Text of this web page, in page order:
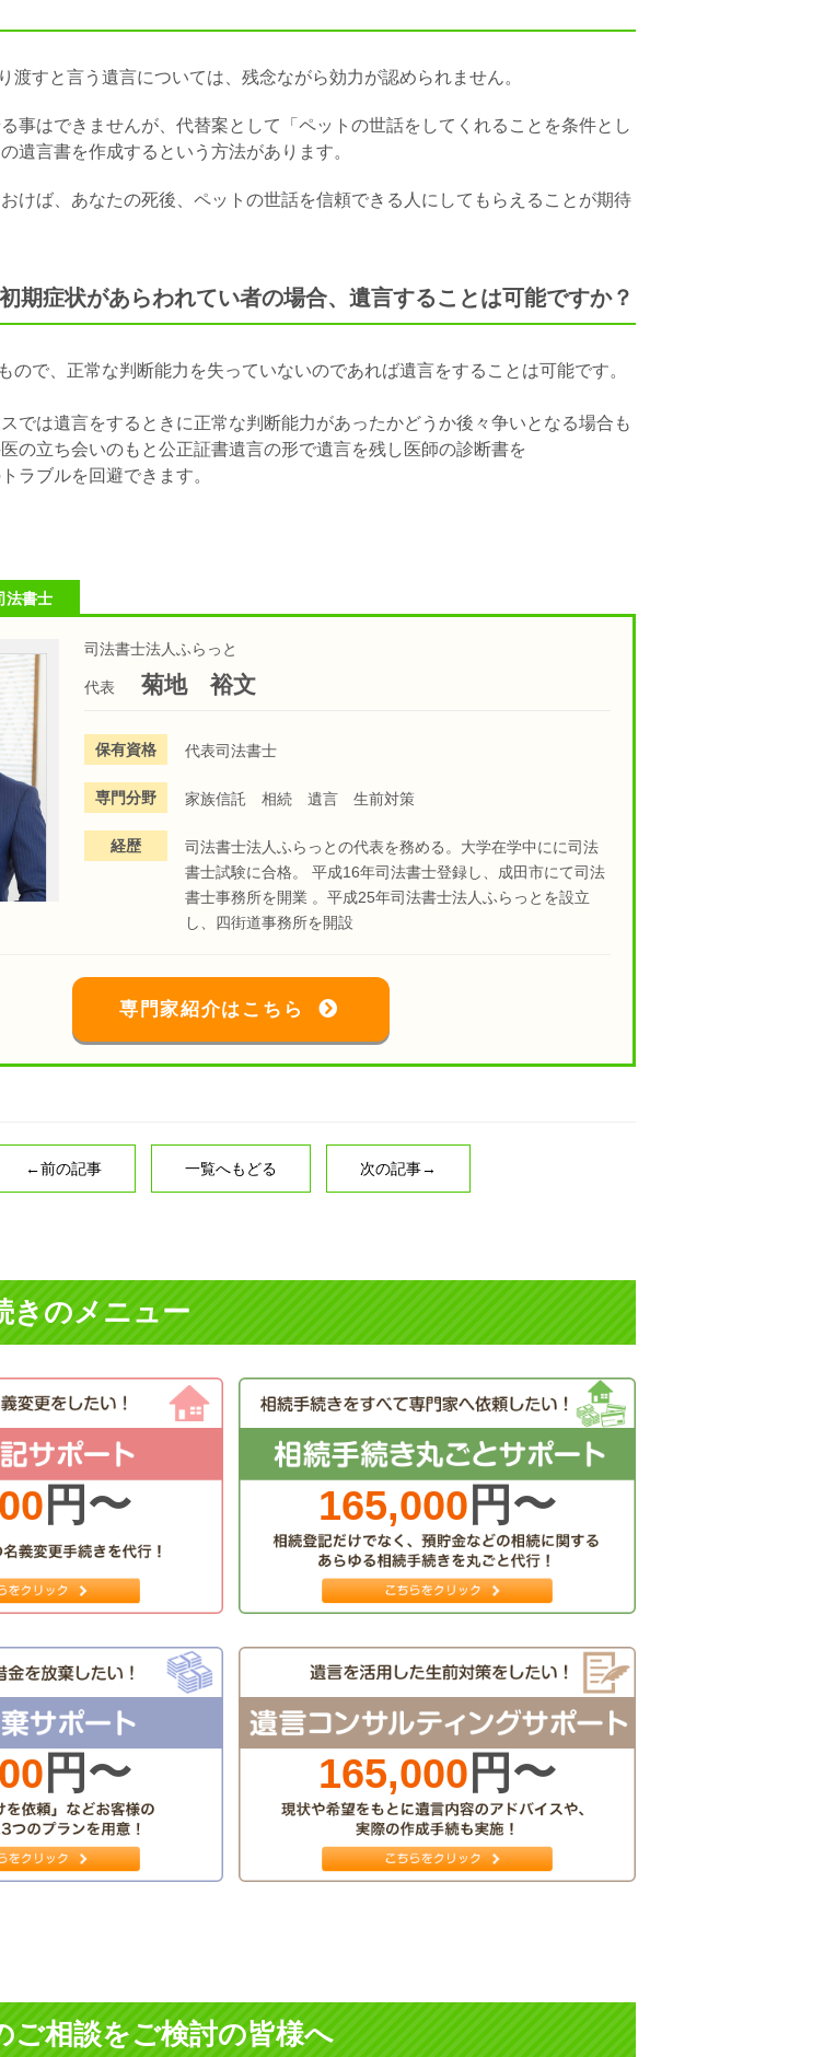
渡すと言う遺言については、残念ながら効力が認められません。
事はできませんが、代替案として「ペットの世話をしてくれることを条件とし
遺言書を作成するという方法があります。
けば、あなたの死後、ペットの世話を信頼できる人にしてもらえることが期待
期症状があらわれてい者の場合、遺言することは可能ですか？
ので、正常な判断能力を失っていないのであれば遺言をすることは可能です。
では遺言をするときに正常な判断能力があったかどうか後々争いとなる場合も
の立ち会いのもと公正証書遺言の形で遺言を残し医師の診断書を
ラブルを回避できます。
法書士
司法書士法人ふらっと
代表 菊地 裕文
保有資格 代表司法書士
専門分野 家族信託 相続 遺言 生前対策
経歴
司法書士法人ふらっとの代表を務める。大学在学中にに司法
書士試験に合格。 平成16年司法書士登録し、成田市にて司法
書士事務所を開業 。平成25年司法書士法人ふらっとを設立
し、四街道事務所を開設
専門家紹介はこちら
←前の記事 一覧へもどる 次の記事→
きのメニュー
円〜 165,000 円〜
円〜 165,000 円〜
ご相談をご検討の皆様へ